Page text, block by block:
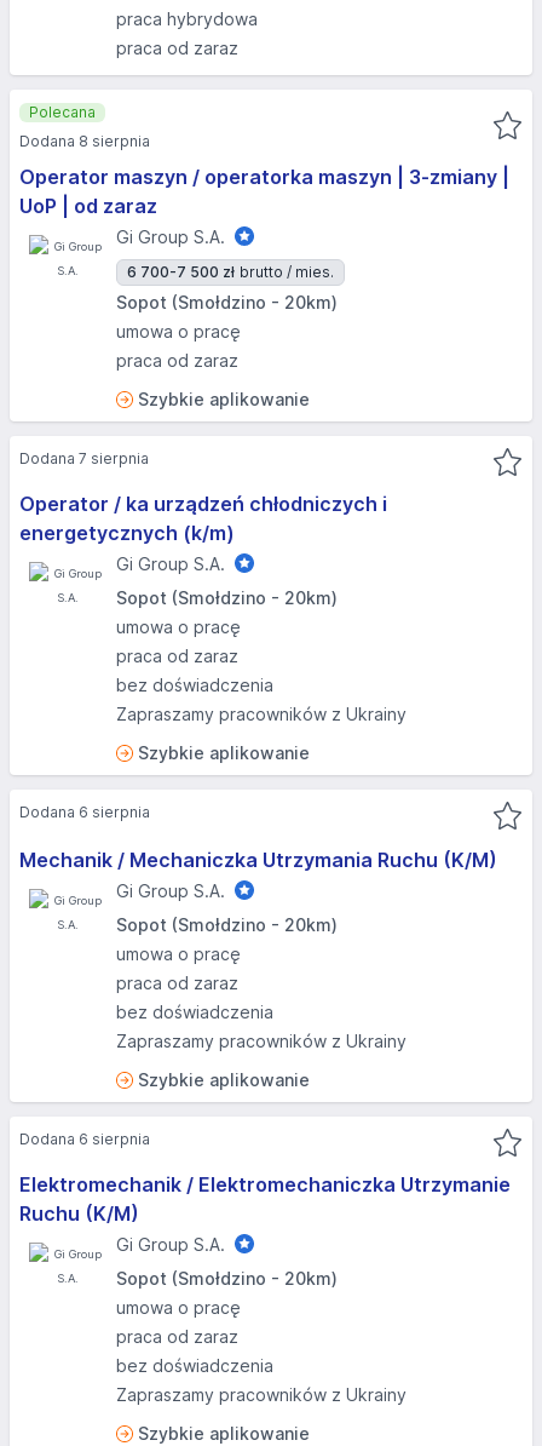
praca hybrydowa
praca od zaraz
Operator maszyn / operatorka maszyn | 3-zmiany |
UoP | od zaraz
Gi Group S.A.
6 700-7 500 zł brutto / mies.
Sopot (Smołdzino - 20km)
umowa o pracę
praca od zaraz
Szybkie aplikowanie
Polecana
Dodana 8 sierpnia
Operator / ka urządzeń chłodniczych i
energetycznych (k/m)
Gi Group S.A.
Sopot (Smołdzino - 20km)
umowa o pracę
praca od zaraz
bez doświadczenia
Zapraszamy pracowników z Ukrainy
Szybkie aplikowanie
Dodana 7 sierpnia
Mechanik / Mechaniczka Utrzymania Ruchu (K/M)
Gi Group S.A.
Sopot (Smołdzino - 20km)
umowa o pracę
praca od zaraz
bez doświadczenia
Zapraszamy pracowników z Ukrainy
Szybkie aplikowanie
Dodana 6 sierpnia
Elektromechanik / Elektromechaniczka Utrzymanie
Ruchu (K/M)
Gi Group S.A.
Sopot (Smołdzino - 20km)
umowa o pracę
praca od zaraz
bez doświadczenia
Zapraszamy pracowników z Ukrainy
Szybkie aplikowanie
Dodana 6 sierpnia